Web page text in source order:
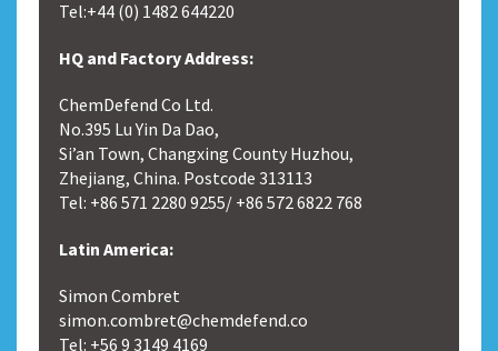
Tel:+44 (0) 1482 644220
HQ and Factory Address:
ChemDefend Co Ltd.
No.395 Lu Yin Da Dao,
Si’an Town, Changxing County Huzhou,
Zhejiang, China. Postcode 313113
Tel: +86 571 2280 9255/ +86 572 6822 768
Latin America:
Simon Combret
simon.combret@chemdefend.co
Tel: +56 9 3149 4169